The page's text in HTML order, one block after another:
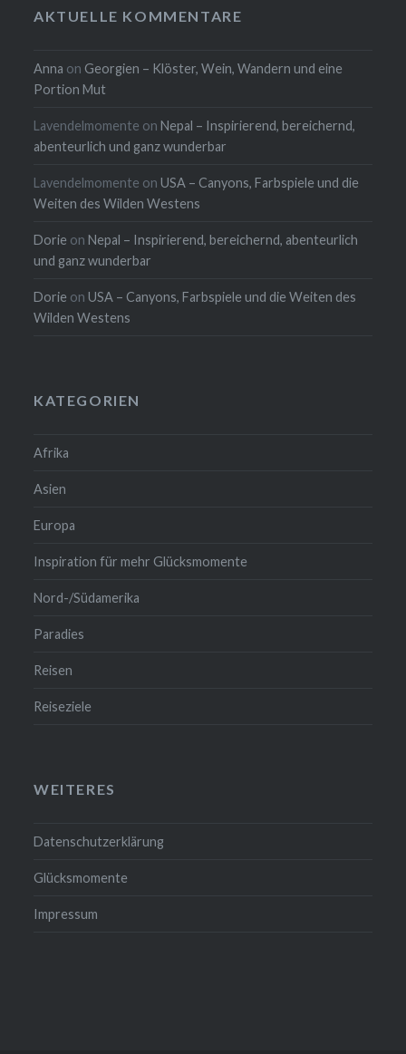
AKTUELLE KOMMENTARE
Anna on Georgien – Klöster, Wein, Wandern und eine
Portion Mut
Lavendelmomente onNepal – Inspirierend, bereichernd,
abenteurlich und ganz wunderbar
Lavendelmomente onUSA – Canyons, Farbspiele und die
Weiten des Wilden Westens
Dorie onNepal – Inspirierend, bereichernd, abenteurlich
und ganz wunderbar
Dorie onUSA – Canyons, Farbspiele und die Weiten des
Wilden Westens
KATEGORIEN
Afrika
Asien
Europa
Inspiration für mehr Glücksmomente
Nord-/Südamerika
Paradies
Reisen
Reiseziele
WEITERES
Datenschutzerklärung
Glücksmomente
Impressum